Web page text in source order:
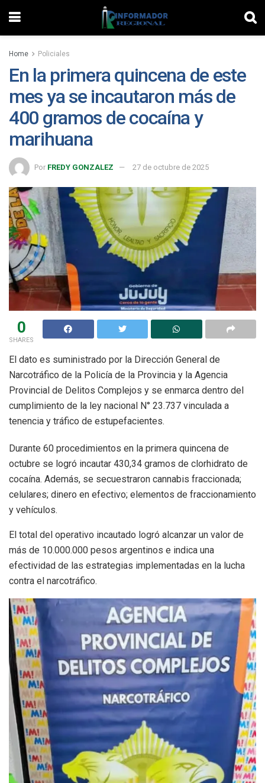
Home Policiales
En la primera quincena de este
mes ya se incautaron más de
400 gramos de cocaína y
marihuana
Por FREDY GONZALEZ 27 de octubre de 2025
0
SHARES
El dato es suministrado por la Dirección General de
Narcotráfico de la Policía de la Provincia y la Agencia
Provincial de Delitos Complejos y se enmarca dentro del
cumplimiento de la ley nacional N° 23.737 vinculada a
tenencia y tráfico de estupefacientes.
Durante 60 procedimientos en la primera quincena de
octubre se logró incautar 430,34 gramos de clorhidrato de
cocaína. Además, se secuestraron cannabis fraccionada;
celulares; dinero en efectivo; elementos de fraccionamiento
y vehículos.
El total del operativo incautado logró alcanzar un valor de
más de 10.000.000 pesos argentinos e indica una
efectividad de las estrategias implementadas en la lucha
contra el narcotráfico.